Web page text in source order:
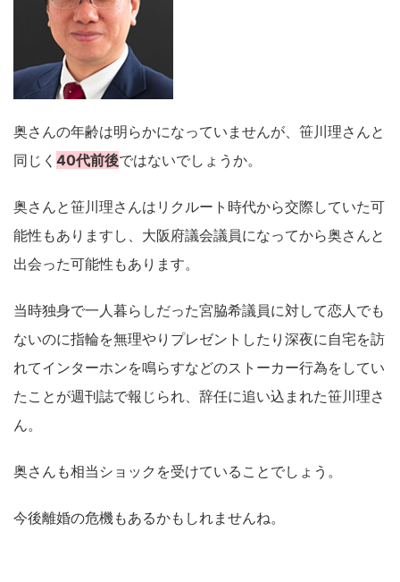
奥さんの年齢は明らかになっていませんが、笹川理さんと
同じく 40代前後ではないでしょうか。
奥さんと笹川理さんはリクルート時代から交際していた可
能性もありますし、大阪府議会議員になってから奥さんと
出会った可能性もあります。
当時独身で一人暮らしだった宮脇希議員に対して恋人でも
ないのに指輪を無理やりプレゼントしたり深夜に自宅を訪
れてインターホンを鳴らすなどのストーカー行為をしてい
たことが週刊誌で報じられ、辞任に追い込まれた笹川理さ
ん。
奥さんも相当ショックを受けていることでしょう。
今後離婚の危機もあるかもしれませんね。